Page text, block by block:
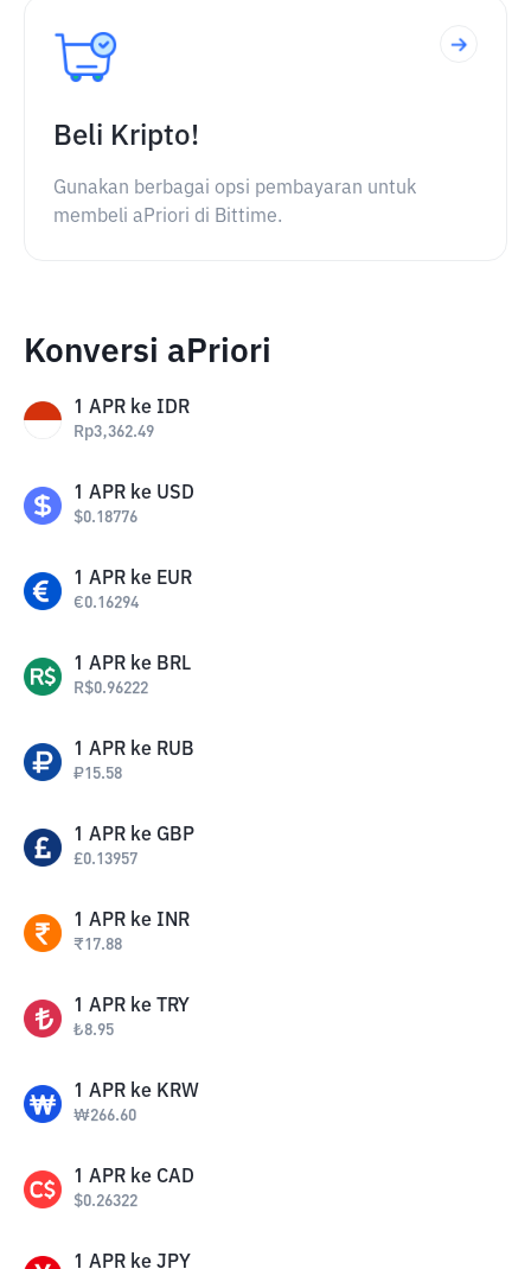
Beli Kripto!
Gunakan berbagai opsi pembayaran untuk
membeli aPriori di Bittime.
Konversi aPriori
1 APR ke IDR
Rp3,362.49
1 APR ke USD
$0.18776
1 APR ke EUR
€0.16294
1 APR ke BRL
R$0.96222
1 APR ke RUB
₽15.58
1 APR ke GBP
£0.13957
1 APR ke INR
₹17.88
1 APR ke TRY
₺8.95
1 APR ke KRW
₩266.60
1 APR ke CAD
$0.26322
1 APR ke JPY